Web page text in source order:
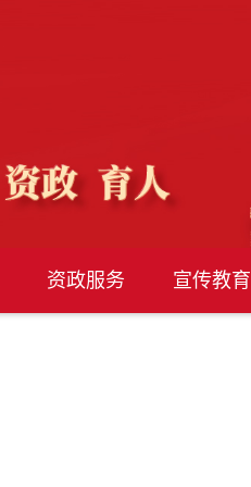
资政服务 宣传教育